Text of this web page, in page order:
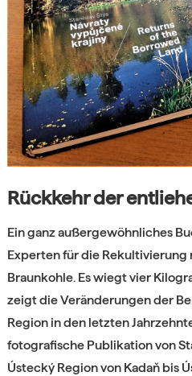
Rückkehr der
Ein ganz außergewöhnliches
Experten für die Rekultivierung
Braunkohle. Es wiegt vier
zeigt die Veränderungen der
Region in den letzten
fotografische Publikation von
Ústecký Region von Kadaň bis